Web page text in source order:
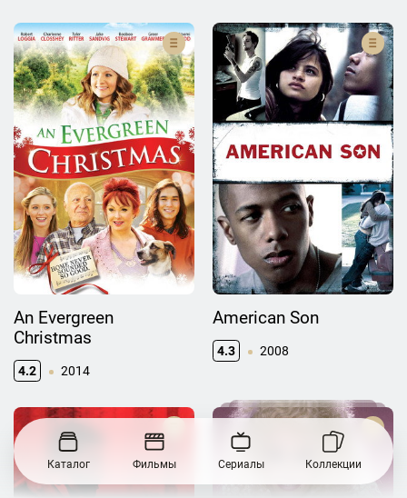
An Evergreen
Christmas
4.2 2014
American Son
4.3 2008
Каталог Фильмы Сериалы Коллекции